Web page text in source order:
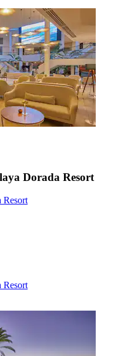
Dorada Resort
Resort
Resort